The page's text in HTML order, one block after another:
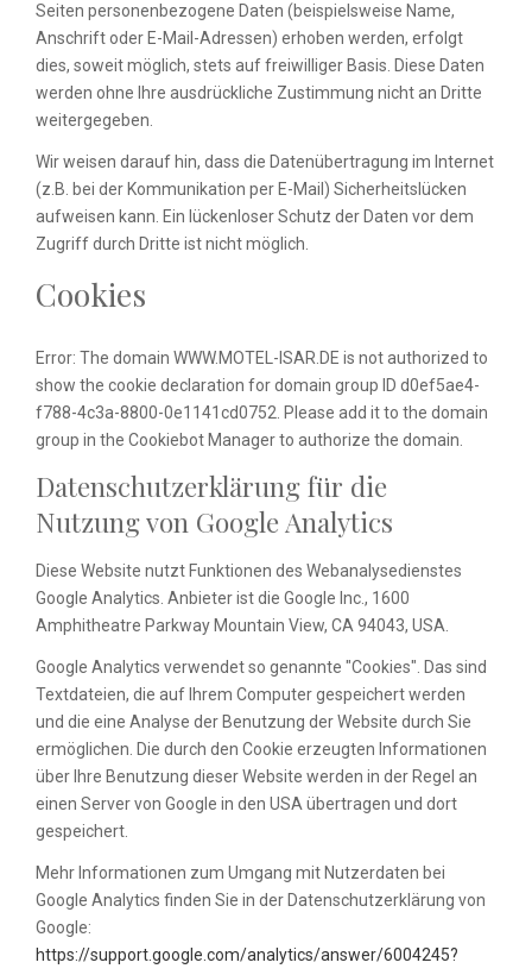
Seiten personenbezogene Daten (beispielsweise Name,
Anschrift oder E-Mail-Adressen) erhoben werden, erfolgt
dies, soweit möglich, stets auf freiwilliger Basis. Diese Daten
werden ohne Ihre ausdrückliche Zustimmung nicht an Dritte
weitergegeben.
Wir weisen darauf hin, dass die Datenübertragung im Internet
(z.B. bei der Kommunikation per E-Mail) Sicherheitslücken
aufweisen kann. Ein lückenloser Schutz der Daten vor dem
Zugriff durch Dritte ist nicht möglich.
Cookies
Error: The domain WWW.MOTEL-ISAR.DE is not authorized to
show the cookie declaration for domain group ID d0ef5ae4-
f788-4c3a-8800-0e1141cd0752. Please add it to the domain
group in the Cookiebot Manager to authorize the domain.
Datenschutzerklärung für die
Nutzung von Google Analytics
Diese Website nutzt Funktionen des Webanalysedienstes
Google Analytics. Anbieter ist die Google Inc., 1600
Amphitheatre Parkway Mountain View, CA 94043, USA.
Google Analytics verwendet so genannte "Cookies". Das sind
Textdateien, die auf Ihrem Computer gespeichert werden
und die eine Analyse der Benutzung der Website durch Sie
ermöglichen. Die durch den Cookie erzeugten Informationen
über Ihre Benutzung dieser Website werden in der Regel an
einen Server von Google in den USA übertragen und dort
gespeichert.
Mehr Informationen zum Umgang mit Nutzerdaten bei
Google Analytics finden Sie in der Datenschutzerklärung von
Google:
https://support.google.com/analytics/answer/6004245?